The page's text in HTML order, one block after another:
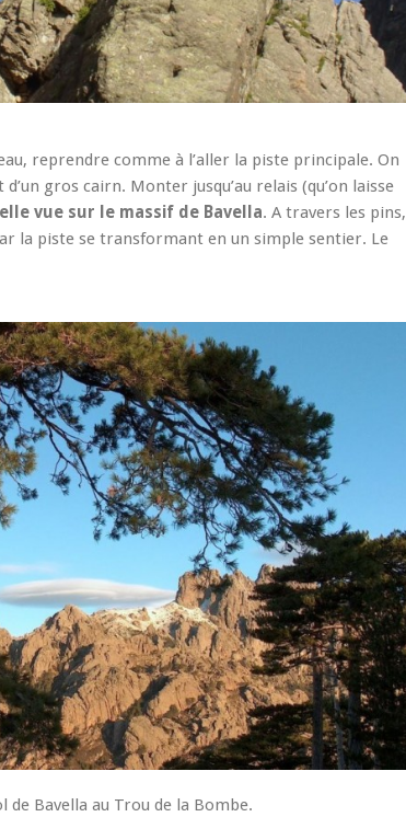
reprendre comme à l’aller la piste principale. On
gros cairn. Monter jusqu’au relais (qu’on laisse
vue sur le massif de Bavella. A travers les pins,
la piste se transformant en un simple sentier. Le
de Bavella au Trou de la Bombe.